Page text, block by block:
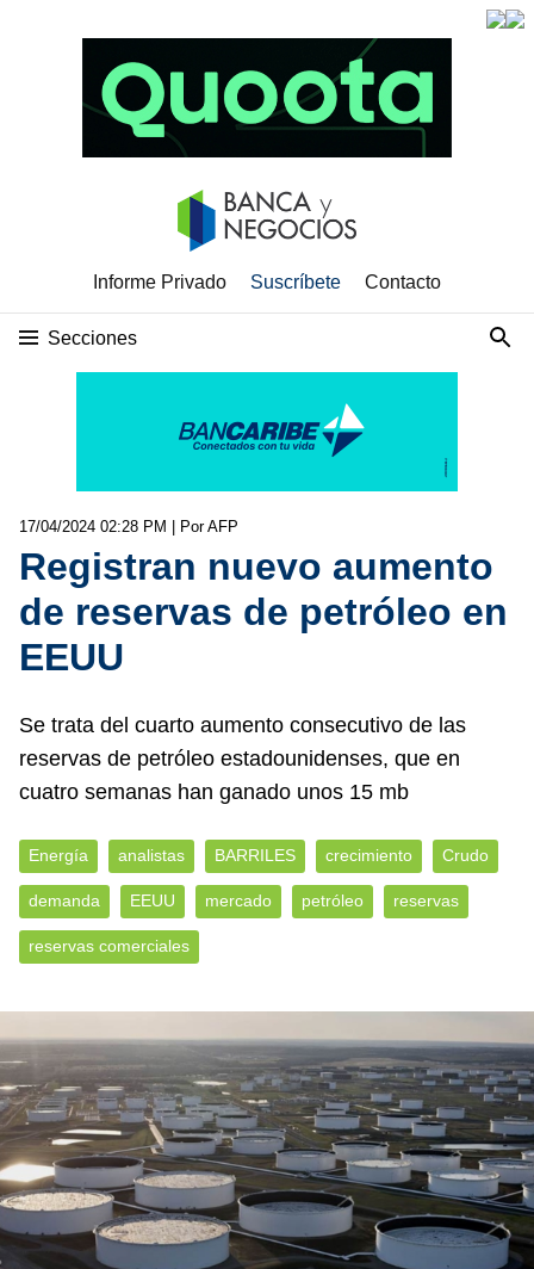
Informe Privado Suscríbete Contacto
Secciones
17/04/2024 02:28 PM | Por AFP
Registran nuevo aumento
de reservas de petróleo en
EEUU
Se trata del cuarto aumento consecutivo de las
reservas de petróleo estadounidenses, que en
cuatro semanas han ganado unos 15 mb
Energía analistas BARRILES crecimiento Crudo
demanda EEUU mercado petróleo reservas
reservas comerciales